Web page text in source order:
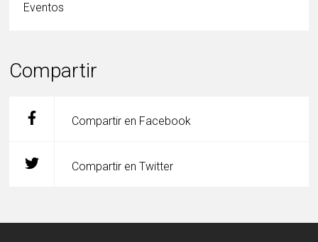
Eventos
Compartir
Compartir en Facebook
Compartir en Twitter